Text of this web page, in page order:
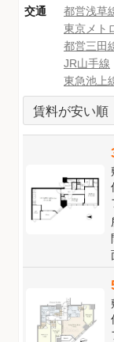
交通
都営浅草
東京メト
都営三田
JR山手線
東急池上